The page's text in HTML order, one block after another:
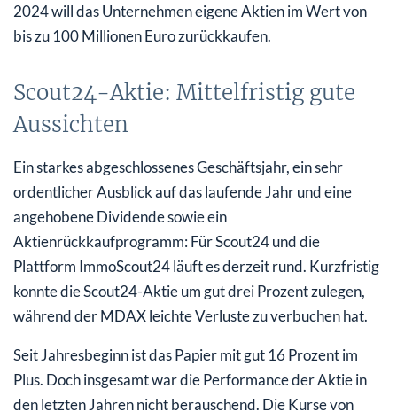
2024 will das Unternehmen eigene Aktien im Wert von
bis zu 100 Millionen Euro zurückkaufen.
Scout24-Aktie: Mittelfristig gute
Aussichten
Ein starkes abgeschlossenes Geschäftsjahr, ein sehr
ordentlicher Ausblick auf das laufende Jahr und eine
angehobene Dividende sowie ein
Aktienrückkaufprogramm: Für Scout24 und die
Plattform ImmoScout24 läuft es derzeit rund. Kurzfristig
konnte die Scout24-Aktie um gut drei Prozent zulegen,
während der MDAX leichte Verluste zu verbuchen hat.
Seit Jahresbeginn ist das Papier mit gut 16 Prozent im
Plus. Doch insgesamt war die Performance der Aktie in
den letzten Jahren nicht berauschend. Die Kurse von